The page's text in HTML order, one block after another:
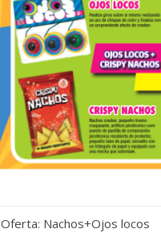
Oferta: Nachos+Ojos locos